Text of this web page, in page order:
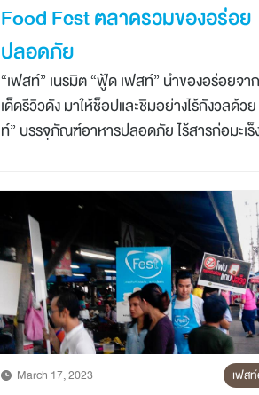
Food Fest ตลาดรวมของอร่อย
ปลอดภัย
“เฟสท์” เนรมิต “ฟู้ด เฟสท์” นำของอร่อยจา
เด็ดรีวิวดัง มาให้ช็อปและชิมอย่างไร้กังวลด้ว
ท์” บรรจุภัณฑ์อาหารปลอดภัย ไร้สารก่อมะเร็ง ทา
March 17, 2023 เฟส